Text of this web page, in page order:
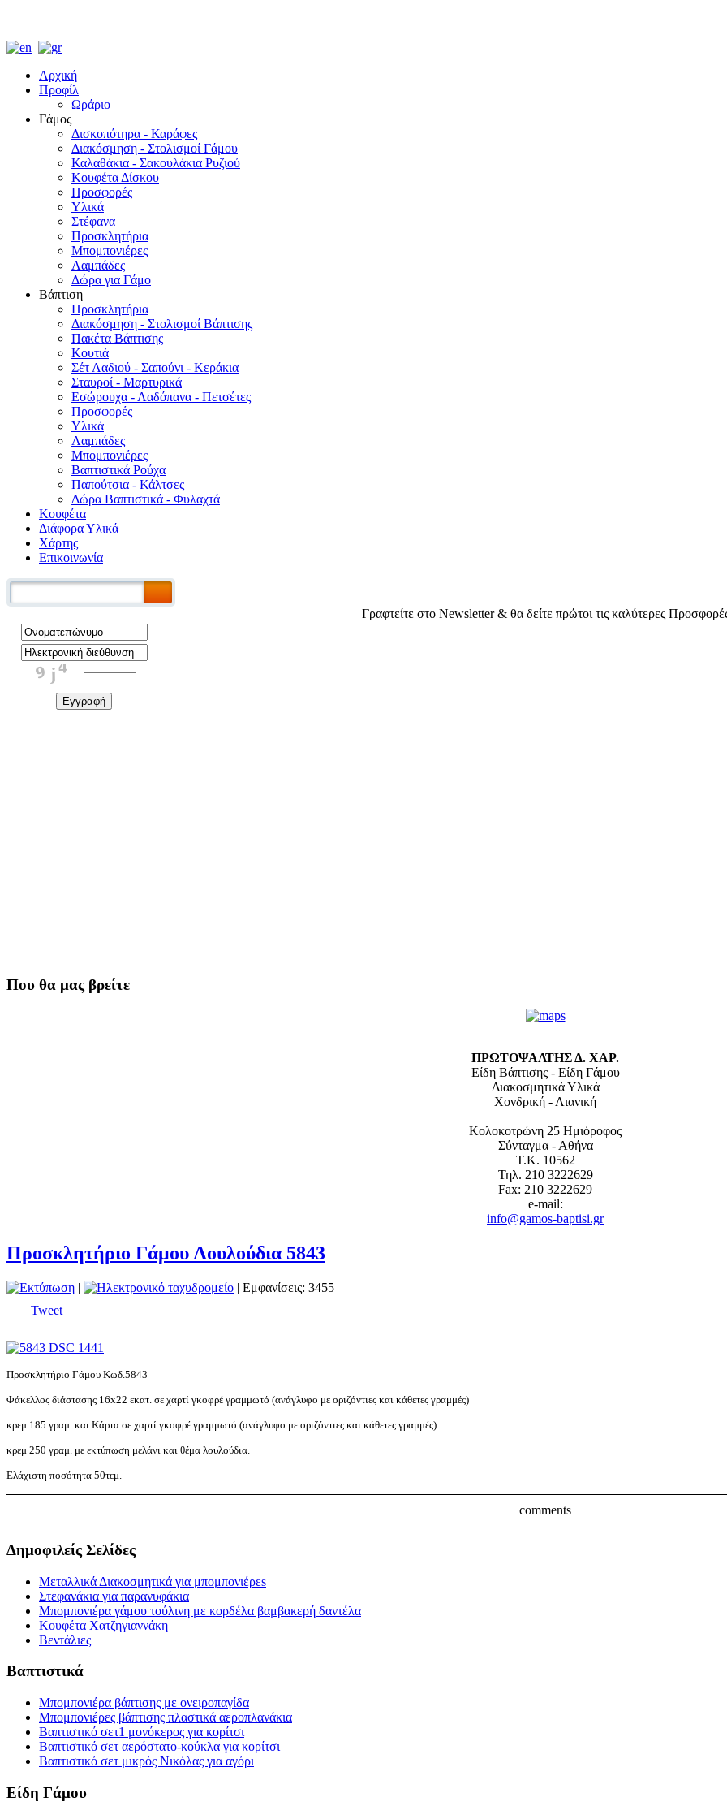
Αρχική
Προφίλ
Ωράριο
Γάμος
Δισκοπότηρα - Καράφες
Διακόσμηση - Στολισμοί Γάμου
Καλαθάκια - Σακουλάκια Ρυζιού
Κουφέτα Δίσκου
Προσφορές
Υλικά
Στέφανα
Προσκλητήρια
Μπομπονιέρες
Λαμπάδες
Δώρα για Γάμο
Βάπτιση
Προσκλητήρια
Διακόσμηση - Στολισμοί Βάπτισης
Πακέτα Βάπτισης
Κουτιά
Σέτ Λαδιού - Σαπούνι - Κεράκια
Σταυροί - Μαρτυρικά
Εσώρουχα - Λαδόπανα - Πετσέτες
Προσφορές
Υλικά
Λαμπάδες
Μπομπονιέρες
Βαπτιστικά Ρούχα
Παπούτσια - Κάλτσες
Δώρα Βαπτιστικά - Φυλαχτά
Κουφέτα
Διάφορα Υλικά
Χάρτης
Επικοινωνία
Γραφτείτε στο Νewsletter & θα δείτε πρώτοι τις καλύτερες
Που θα μας βρείτε
ΠΡΩΤΟΨΑΛΤΗΣ Δ. ΧΑΡ.
Είδη Βάπτισης - Είδη Γάμου
Διακοσμητικά Υλικά
Χονδρική - Λιανική
Κολοκοτρώνη 25 Ημιόροφος
Σύνταγμα - Αθήνα
Τ.Κ. 10562
Τηλ. 210 3222629
Fax: 210 3222629
e-mail:
info@gamos-baptisi.gr
Προσκλητήριο Γάμου Λουλούδια 5843
|
| Εμφανίσεις: 3455
Tweet
Προσκλητήριο Γάμου Κωδ.5843
Φάκελλος διάστασης 16x22 εκατ. σε χαρτί γκοφρέ γραμμωτό (ανάγλυφο με οριζόντιες και κάθετες γραμμές)
κρεμ 185 γραμ. και Κάρτα σε χαρτί γκοφρέ γραμμωτό (ανάγλυφο με οριζόντιες και κάθετες γραμμές)
κρεμ 250 γραμ. με εκτύπωση μελάνι και θέμα λουλούδια.
Ελάχιστη ποσότητα 50τεμ.
comments
Δημοφιλείς Σελίδες
Μεταλλικά Διακοσμητικά για μπομπονιέρεs
Στεφανάκια για παρανυφάκια
Μπομπονιέρα γάμου τούλινη με κορδέλα βαμβακερή δαντέλα
Κουφέτα Χατζηγιαννάκη
Βεντάλιες
Βαπτιστικά
Μπομπονιέρα βάπτισης με ονειροπαγίδα
Μπομπονιέρες βάπτισης πλαστικά αεροπλανάκια
Βαπτιστικό σετ1 μονόκερος για κορίτσι
Βαπτιστικό σετ αερόστατο-κούκλα για κορίτσι
Βαπτιστικό σετ μικρός Νικόλας για αγόρι
Είδη Γάμου